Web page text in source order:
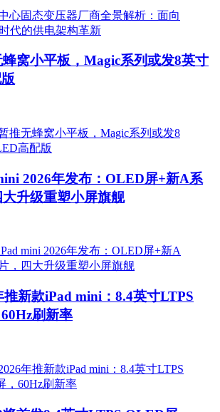
窝小平板，Magic系列或发8英寸
2026年发布：OLED屏+新A系
升级重塑小屏旗舰
推新款iPad mini：8.4英寸LTPS
刷新率